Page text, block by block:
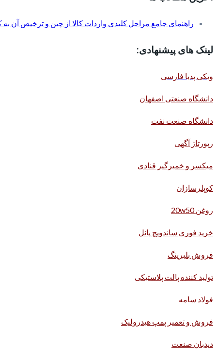
راهنمای جامع مراحل کلیدی واردات کالا از چین و ترخیص آن به
لینک های پیشنهادی:
ویکی پدیا فارسی
دانشگاه صنعتی اصفهان
دانشگاه صنعت نفت
رپورتاژ آگهی
میکسر و خمیرگیر قنادی
کوپلرسازان
روغن 20w50
خرید فوری ساندویچ پانل
فروش بلبرینگ
تولید کننده پالت پلاستیکی
فولاد سامه
فروش و تعمیر پمپ هیدرولیک
دیدبان صنعت